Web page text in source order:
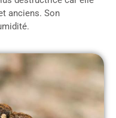
anciens. Son